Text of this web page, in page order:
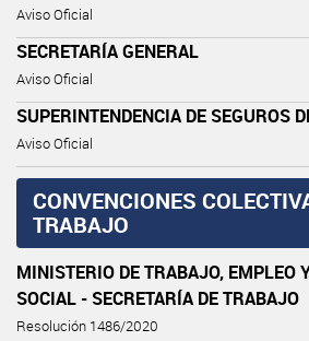
Aviso Oficial
SECRETARÍA GENERAL
Aviso Oficial
SUPERINTENDENCIA DE SEGUROS
Aviso Oficial
CONVENCIONES
TRABAJO
MINISTERIO DE TRABAJO, EMPLEO
SOCIAL - SECRETARÍA DE TRABAJO
Resolución 1486/2020